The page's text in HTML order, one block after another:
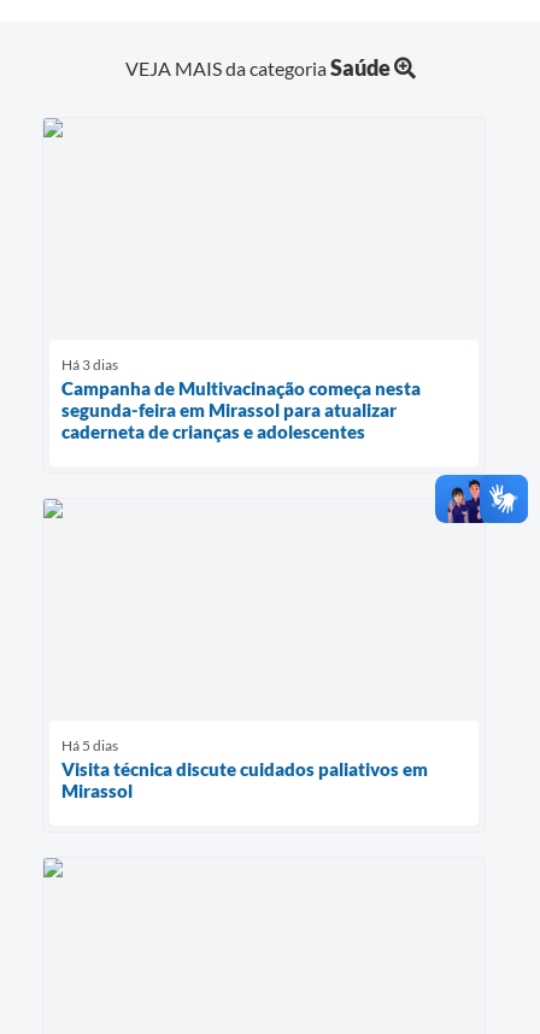
VEJA MAIS da categoriaSaúde
Há 3 dias
Campanha de Multivacinação começa nesta
segunda-feira em Mirassol para atualizar
caderneta de crianças e adolescentes
Há 5 dias
Visita técnica discute cuidados paliativos em
Mirassol